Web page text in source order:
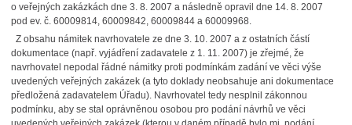
o veřejných zakázkách dne 3. 8. 2007 a následně opravil dne 14. 8. 2007
pod ev. č. 60009814, 60009842, 60009844 a 60009968.
Z obsahu námitek navrhovatele ze dne 3. 10. 2007 a z ostatních částí
dokumentace (např. vyjádření zadavatele z 1. 11. 2007) je zřejmé, že
navrhovatel nepodal řádné námitky proti podmínkám zadání ve věci výše
uvedených veřejných zakázek (a tyto doklady neobsahuje ani dokumentace
předložená zadavatelem Úřadu). Navrhovatel tedy nesplnil zákonnou
podmínku, aby se stal oprávněnou osobou pro podání návrhů ve věci